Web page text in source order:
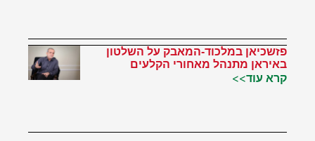
פזשכיאן במלכוד-המאבק על השלטון
באיראן מתנהל מאחורי הקלעים
קרא עוד>>